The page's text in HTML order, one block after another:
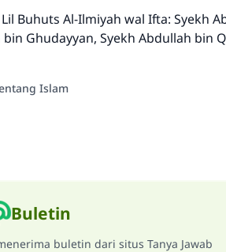
Buhuts Al-Ilmiyah wal Ifta: Syekh
bin Ghudayyan, Syekh Abdullah bin
Islam
Buletin
buletin dari situs Tanya Jawab